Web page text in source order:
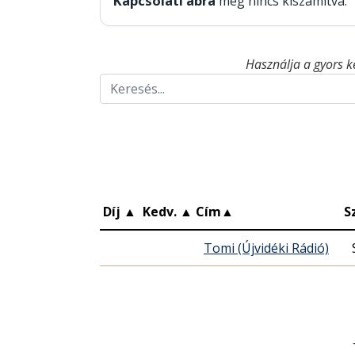
Használja a gyors
Díj ▲ Kedv. ▲ Cím▲
Tomi (Újvidéki Rádió)